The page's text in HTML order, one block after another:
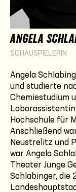
ANGELA
SCHAUSPIELERIN
Angela
und studierte
Chemiestudium
Hochschule für
Anschließend
Neustrelitz und
war Angela
Theater Junge
Schlabinger, die